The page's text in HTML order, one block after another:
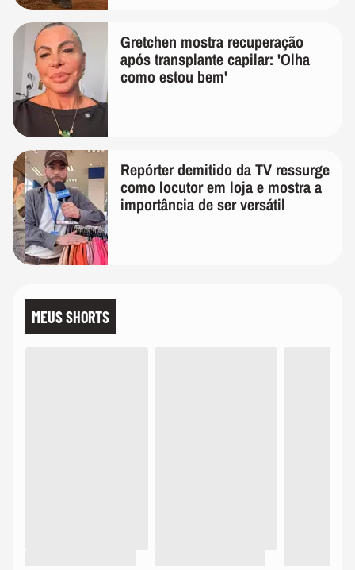
Gretchen mostra recuperação
após transplante capilar: 'Olha
como estou bem'
Repórter demitido da TV ressurge
como locutor em loja e mostra a
importância de ser versátil
MEUS SHORTS